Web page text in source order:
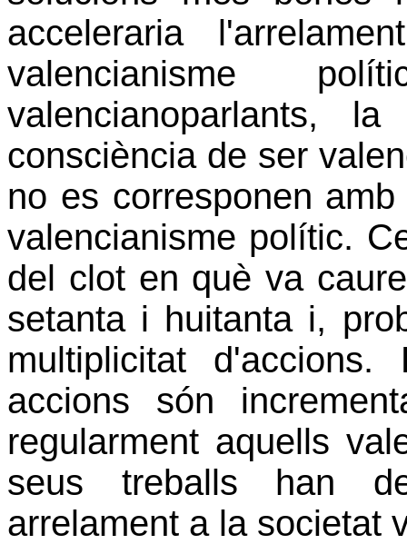
acceleraria
valencianisme
valencianoparlants,
consciència de ser
no es corresponen
valencianisme polític.
del clot en què va
setanta i huitanta i,
multiplicitat
accions són
regularment aquells
seus treballs han
arrelament a la societat